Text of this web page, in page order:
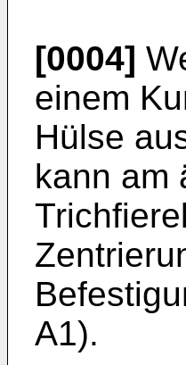
[0004]
einem
Hülse
kann am
A1).